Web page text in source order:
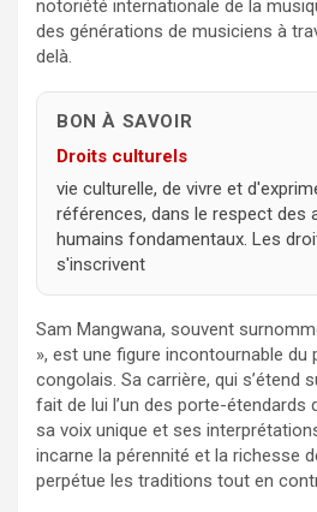
notoriété internationale de la
des générations de musiciens à
delà.
BON À SAVOIR
Droits culturels
vie culturelle, de vivre et
références, dans le respect des
humains fondamentaux. Les
s'inscrivent
Sam Mangwana, souvent
», est une figure incontournable du
congolais. Sa carrière, qui s’étend
fait de lui l’un des porte-étendards
sa voix unique et ses
incarne la pérennité et la richesse
perpétue les traditions tout en